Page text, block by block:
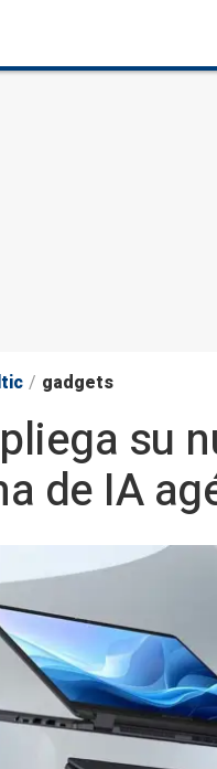
/ gadgets
su
de IA